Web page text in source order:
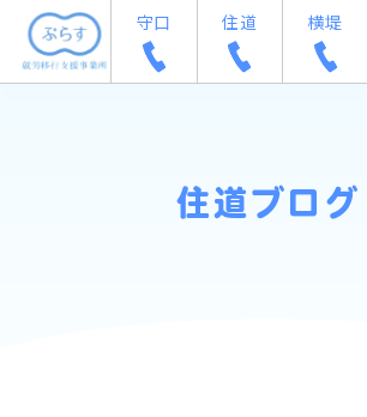
守口 住道 横堤
住道ブログ